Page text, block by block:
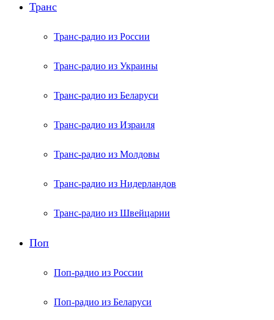
Транс
Транс-радио из России
Транс-радио из Украины
Транс-радио из Беларуси
Транс-радио из Израиля
Транс-радио из Молдовы
Транс-радио из Нидерландов
Транс-радио из Швейцарии
Поп
Поп-радио из России
Поп-радио из Беларуси